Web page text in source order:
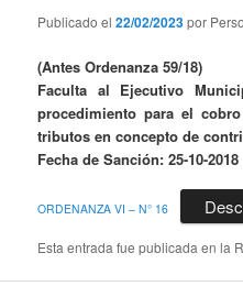
Publicado el22/02/2023por
(Antes Ordenanza 59/18)
Faculta al Ejecutivo
procedimiento para el
tributos en concepto de
Fecha de Sanción: 25-10-2018
ORDENANZA VI – N° 16
Esta entrada fue publicada en la